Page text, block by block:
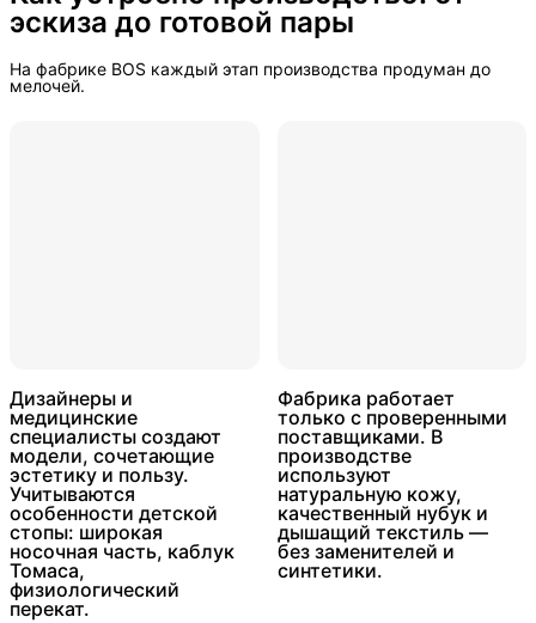
эскиза до готовой пары
На фабрике BOS каждый этап производства продуман до
мелочей.
Дизайнеры и
медицинские
специалисты создают
модели, сочетающие
эстетику и пользу.
Учитываются
особенности детской
стопы: широкая
носочная часть, каблук
Томаса,
физиологический
перекат.
Фабрика работает
только с проверенными
поставщиками. В
производстве
используют
натуральную кожу,
качественный нубук и
дышащий текстиль —
без заменителей и
синтетики.